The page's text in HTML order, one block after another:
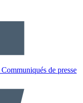
Communiqués de presse